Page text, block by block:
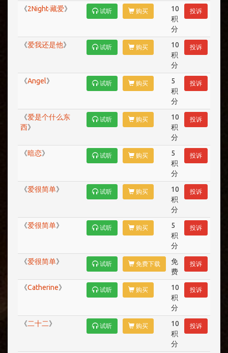
《2Night·藏爱》 试听 购买
10
积
分
投诉
《爱我还是他》 试听 购买
10
积
分
投诉
《Angel》 试听 购买
5
积
分
投诉
《爱是个什么东
西》
试听 购买
10
积
分
投诉
《暗恋》 试听 购买
5
积
分
投诉
《爱很简单》 试听 购买
10
积
分
投诉
《爱很简单》 试听 购买
5
积
分
投诉
《爱很简单》 试听 免费下载
免
费
投诉
《Catherine》 试听 购买
10
积
分
投诉
《二十二》 试听 购买
10
积
分
投诉